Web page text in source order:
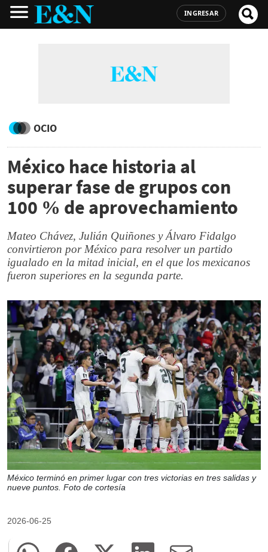
INGRESAR
OCIO
México hace historia al
superar fase de grupos con
100 % de aprovechamiento
Mateo Chávez, Julián Quiñones y Álvaro Fidalgo
convirtieron por México para resolver un partido
igualado en la mitad inicial, en el que los mexicanos
fueron superiores en la segunda parte.
México terminó en primer lugar con tres victorias en tres salidas y
nueve puntos. Foto de cortesía
2026-06-25